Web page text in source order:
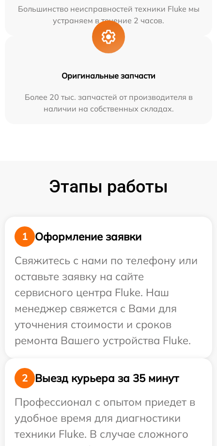
Большинство неисправностей техники Fluke мы
устраняем в течение 2 часов.
Оригинальные запчасти
Более 20 тыс. запчастей от производителя в
наличии на собственных складах.
Этапы работы
1
Оформление заявки
Свяжитесь с нами по телефону или
оставьте заявку на сайте
сервисного центра Fluke. Наш
менеджер свяжется с Вами для
уточнения стоимости и сроков
ремонта Вашего устройства Fluke.
2
Выезд курьера за 35 минут
Профессионал с опытом приедет в
удобное время для диагностики
техники Fluke. В случае сложного